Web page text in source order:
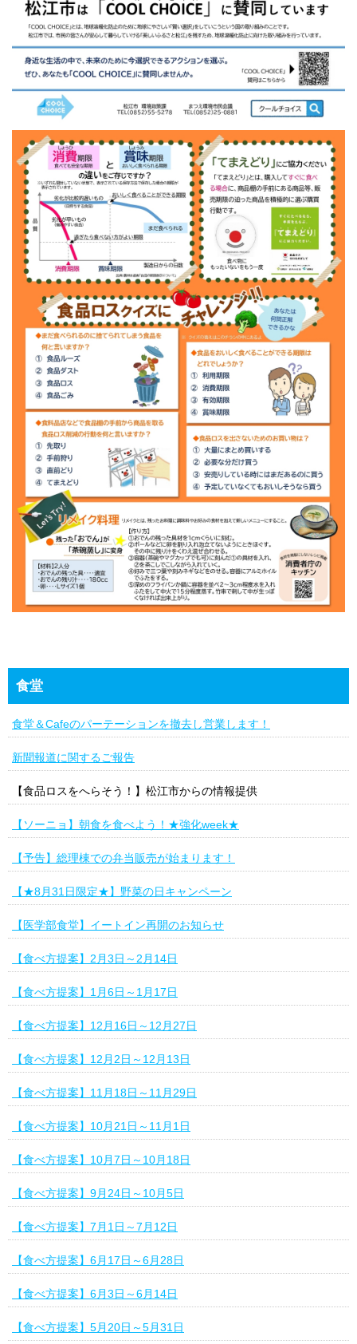
食堂
食堂＆Cafeのパーテーションを撤去し営業します！
新聞報道に関するご報告
【食品ロスをへらそう！】松江市からの情報提供
【ソーニョ】朝食を食べよう！★強化week★
【予告】総理棟での弁当販売が始まります！
【★8月31日限定★】野菜の日キャンペーン
【医学部食堂】イートイン再開のお知らせ
【食べ方提案】2月3日～2月14日
【食べ方提案】1月6日～1月17日
【食べ方提案】12月16日～12月27日
【食べ方提案】12月2日～12月13日
【食べ方提案】11月18日～11月29日
【食べ方提案】10月21日～11月1日
【食べ方提案】10月7日～10月18日
【食べ方提案】9月24日～10月5日
【食べ方提案】7月1日～7月12日
【食べ方提案】6月17日～6月28日
【食べ方提案】6月3日～6月14日
【食べ方提案】5月20日～5月31日